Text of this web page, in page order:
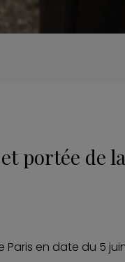
portée de
en date du 5